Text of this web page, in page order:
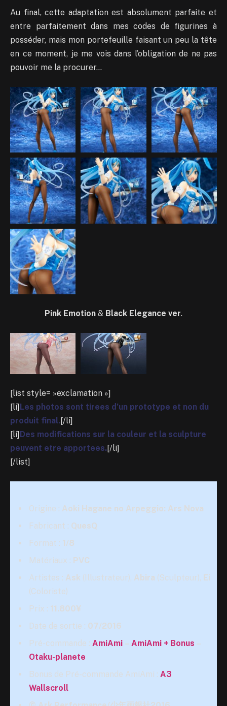
Au final, cette adaptation est absolument parfaite et
entre parfaitement dans mes codes de figurines à
posséder, mais mon portefeuille faisant un peu la tête
en ce moment, je me vois dans l’obligation de ne pas
pouvoir me la procurer…
Pink Emotion & Black Elegance ver.
[list style= »exclamation »]
[li] Les photos sont tirees d’un prototype et non du
produit final. [/li]
[li] Des modifications sur la couleur et la sculpture
peuvent etre apportees. [/li]
[/list]
Origine : Aoki Hagane no Arpeggio: Ars Nova
Fabricant : QuesQ
Format : 1/8
Matériaux : PVC
Artistes : Ask (Illustrateur), Abira (Sculpteur), Ei
(Coloriste)
Prix : 11.800¥
Date de sortie : 07/2016
Pré-commande : AmiAmi – AmiAmi + Bonus –
Otaku-planete
Bonus de Pré-commande AmiAmi : A3
Wallscroll